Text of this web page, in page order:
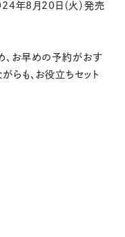
年8月20日（火）発売
、お早めの予約がおす
らも、お役立ちセット